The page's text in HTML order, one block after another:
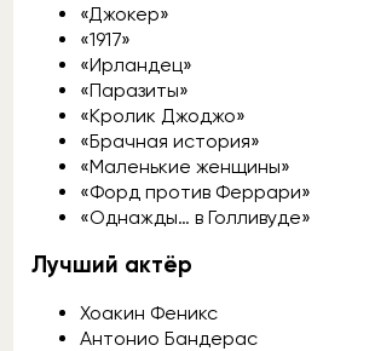
«Джокер»
«1917»
«Ирландец»
«Паразиты»
«Кролик Джоджо»
«Брачная история»
«Маленькие женщины»
«Форд против Феррари»
«Однажды… в Голливуде»
Лучший актёр
Хоакин Феникс
Антонио Бандерас